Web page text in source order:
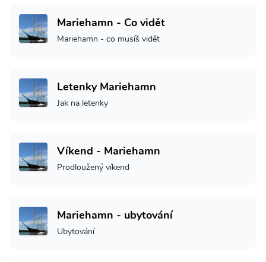
Mariehamn - Co vidět
Mariehamn - co musíš vidět
Letenky Mariehamn
Jak na letenky
Víkend - Mariehamn
Prodloužený víkend
Mariehamn - ubytování
Ubytování